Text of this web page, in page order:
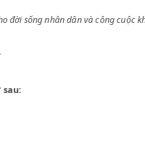
thiết cho đời sống nhân dân
thuận;
như sau: